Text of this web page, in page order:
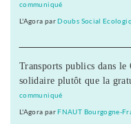
communiqué
L'Agora parDoubs Social
Transports publics dans
solidaire plutôt que la
communiqué
L'Agora parFNAUT Bourgogne-